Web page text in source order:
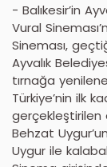
- Balıkesir’in
Vural
Sineması,
Ayvalık
tırnağa
Türkiye’nin ilk
gerçekleştirilen
Behzat
Uygur ile